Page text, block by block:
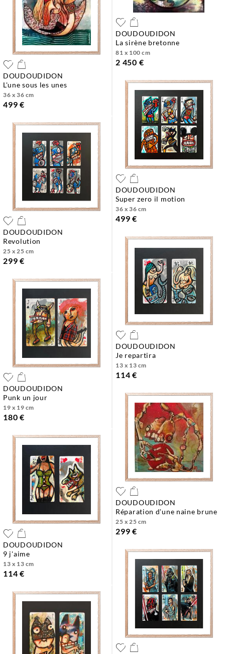
DOUDOUDIDON
l'une sous les unes
36 x 36 cm
499 €
DOUDOUDIDON
la sirène bretonne
81 x 100 cm
2 450 €
DOUDOUDIDON
revolution
25 x 25 cm
299 €
DOUDOUDIDON
super zero il motion
36 x 36 cm
499 €
DOUDOUDIDON
punk un jour
19 x 19 cm
180 €
DOUDOUDIDON
je repartira
13 x 13 cm
114 €
DOUDOUDIDON
9 j'aime
13 x 13 cm
114 €
DOUDOUDIDON
réparation d'une naine brune
25 x 25 cm
299 €